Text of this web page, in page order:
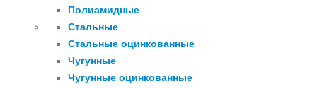
Полиамидные
Стальные
Стальные оцинкованные
Чугунные
Чугунные оцинкованные